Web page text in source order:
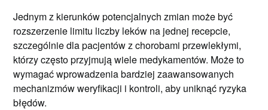
Jednym z kierunków potencjalnych zmian może być
rozszerzenie limitu liczby leków na jednej recepcie,
szczególnie dla pacjentów z chorobami przewlekłymi,
którzy często przyjmują wiele medykamentów. Może to
wymagać wprowadzenia bardziej zaawansowanych
mechanizmów weryfikacji i kontroli, aby uniknąć ryzyka
błędów.